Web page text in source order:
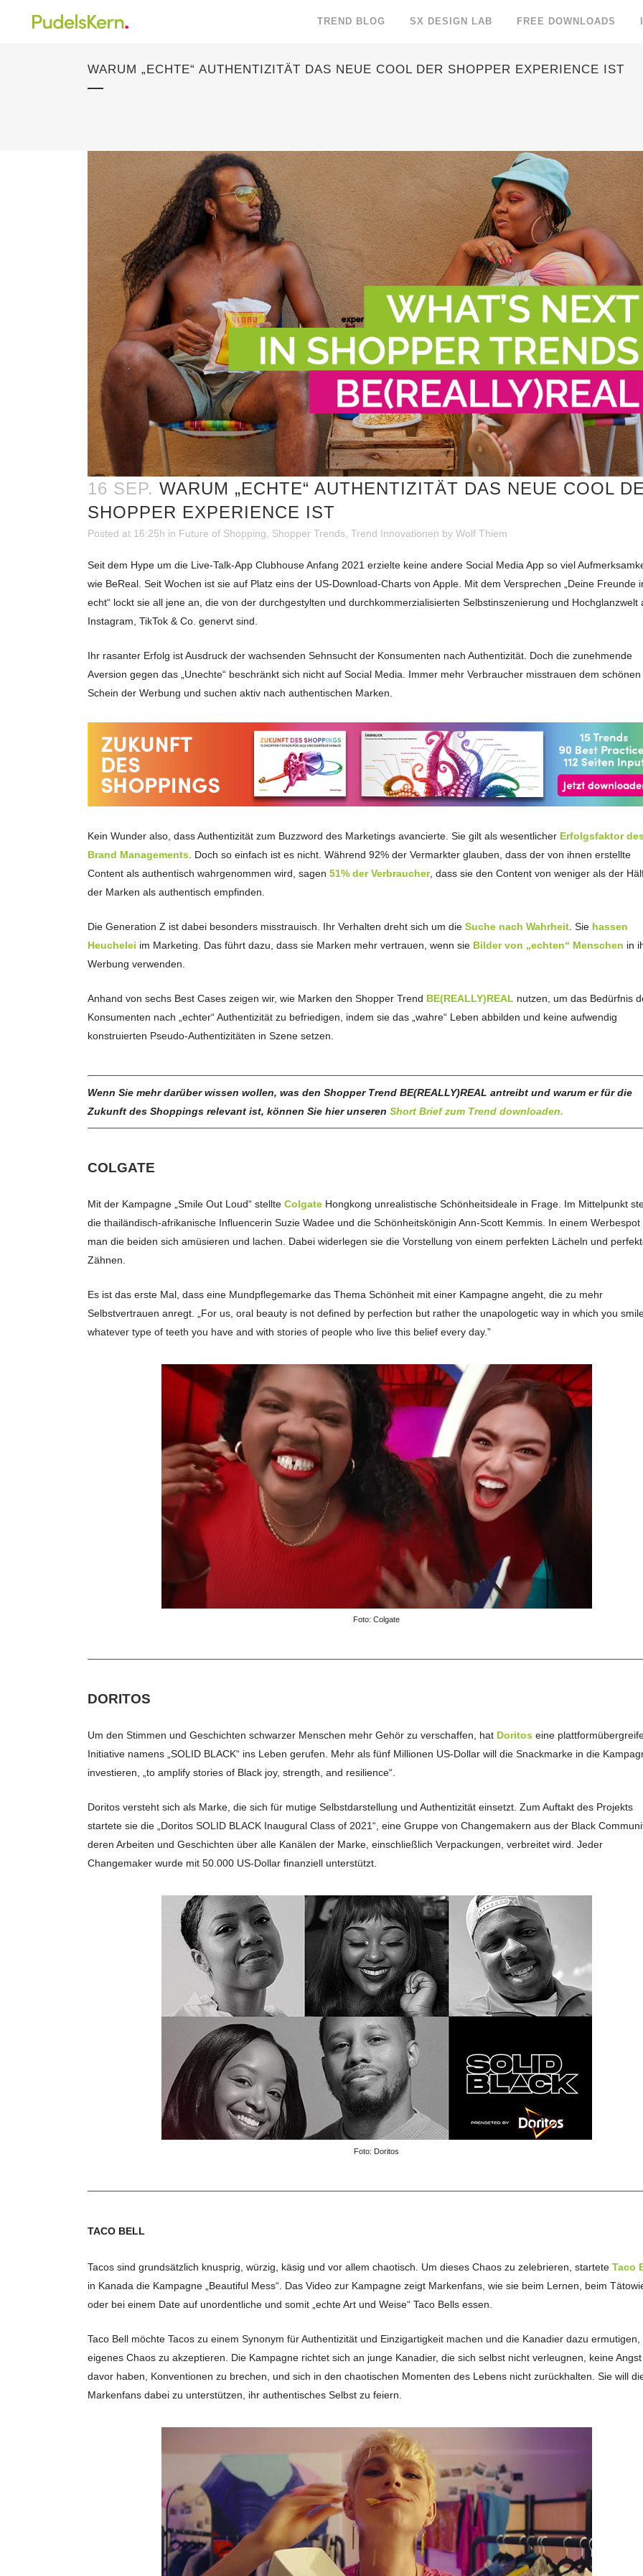
TREND BLOG SX DESIGN LAB FREE DOWNLOADS
WARUM „ECHTE“ AUTHENTIZITÄT DAS NEUE COOL DER SHOPPER EXPERIENCE IST
16 SEP. WARUM „ECHTE“ AUTHENTIZITÄT DAS NEUE COOL
SHOPPER EXPERIENCE IST
Posted at 16:25h in Future of Shopping Shopper Trends Trend Innovationen by Wolf Thiem
Seit dem Hype um die Live-Talk-App Clubhouse Anfang 2021 erzielte keine andere Social Media App so viel
wie BeReal. Seit Wochen ist sie auf Platz eins der US-Download-Charts von Apple. Mit dem Versprechen „Deine Freunde
echt“ lockt sie all jene an, die von der durchgestylten und durchkommerzialisierten Selbstinszenierung und Hochglanzwelt
Instagram, TikTok & Co. genervt sind.
Ihr rasanter Erfolg ist Ausdruck der wachsenden Sehnsucht der Konsumenten nach Authentizität. Doch die zunehmende
Aversion gegen das „Unechte“ beschränkt sich nicht auf Social Media. Immer mehr Verbraucher misstrauen dem schönen
Schein der Werbung und suchen aktiv nach authentischen Marken.
Kein Wunder also, dass Authentizität zum Buzzword des Marketings avancierte. Sie gilt als wesentlicher Erfolgsfaktor
Brand Managements . Doch so einfach ist es nicht. Während 92% der Vermarkter glauben, dass der von ihnen erstellte
Content als authentisch wahrgenommen wird, sagen 51% der Verbraucher, dass sie den Content von weniger als der
der Marken als authentisch empfinden.
Die Generation Z ist dabei besonders misstrauisch. Ihr Verhalten dreht sich um die Suche nach Wahrheit . Sie hassen
Heuchelei im Marketing. Das führt dazu, dass sie Marken mehr vertrauen, wenn sie Bilder von „echten“ Menschen in
Werbung verwenden.
Anhand von sechs Best Cases zeigen wir, wie Marken den Shopper Trend BE(REALLY)REAL nutzen, um das Bedürfnis
Konsumenten nach „echter“ Authentizität zu befriedigen, indem sie das „wahre“ Leben abbilden und keine aufwendig
konstruierten Pseudo-Authentizitäten in Szene setzen.
Wenn Sie mehr darüber wissen wollen, was den Shopper Trend BE(REALLY)REAL antreibt und warum er für die
Zukunft des Shoppings relevant ist, können Sie hier unseren Short Brief zum Trend downloaden.
COLGATE
Mit der Kampagne „Smile Out Loud“ stellte Colgate Hongkong unrealistische Schönheitsideale in Frage. Im Mittelpunkt
die thailändisch-afrikanische Influencerin Suzie Wadee und die Schönheitskönigin Ann-Scott Kemmis. In einem Werbespot
man die beiden sich amüsieren und lachen. Dabei widerlegen sie die Vorstellung von einem perfekten Lächeln und
Zähnen.
Es ist das erste Mal, dass eine Mundpflegemarke das Thema Schönheit mit einer Kampagne angeht, die zu mehr
Selbstvertrauen anregt. „For us, oral beauty is not defined by perfection but rather the unapologetic way in which you
whatever type of teeth you have and with stories of people who live this belief every day.”
Foto: Colgate
DORITOS
Um den Stimmen und Geschichten schwarzer Menschen mehr Gehör zu verschaffen, hat Doritos eine
Initiative namens „SOLID BLACK“ ins Leben gerufen. Mehr als fünf Millionen US-Dollar will die Snackmarke in die
investieren, „to amplify stories of Black joy, strength, and resilience“.
Doritos versteht sich als Marke, die sich für mutige Selbstdarstellung und Authentizität einsetzt. Zum Auftakt des Projekts
startete sie die „Doritos SOLID BLACK Inaugural Class of 2021“, eine Gruppe von Changemakern aus der Black
deren Arbeiten und Geschichten über alle Kanälen der Marke, einschließlich Verpackungen, verbreitet wird. Jeder
Changemaker wurde mit 50.000 US-Dollar finanziell unterstützt.
Foto: Doritos
TACO BELL
Tacos sind grundsätzlich knusprig, würzig, käsig und vor allem chaotisch. Um dieses Chaos zu zelebrieren, startete Taco
in Kanada die Kampagne „Beautiful Mess“. Das Video zur Kampagne zeigt Markenfans, wie sie beim Lernen, beim
oder bei einem Date auf unordentliche und somit „echte Art und Weise“ Taco Bells essen.
Taco Bell möchte Tacos zu einem Synonym für Authentizität und Einzigartigkeit machen und die Kanadier dazu ermutigen,
eigenes Chaos zu akzeptieren. Die Kampagne richtet sich an junge Kanadier, die sich selbst nicht verleugnen, keine Angst
davor haben, Konventionen zu brechen, und sich in den chaotischen Momenten des Lebens nicht zurückhalten. Sie will
Markenfans dabei zu unterstützen, ihr authentisches Selbst zu feiern.